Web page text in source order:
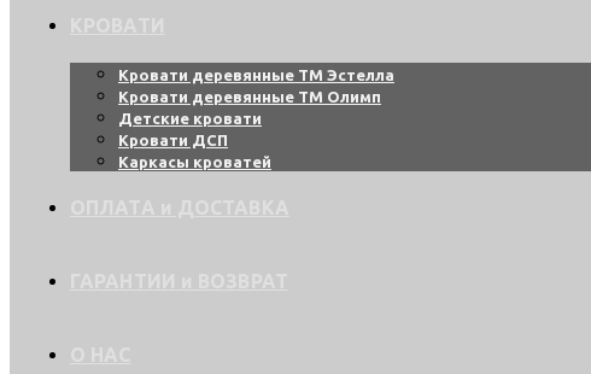
Кровати деревянные ТМ Эстелла
Кровати деревянные ТМ Олимп
Детские кровати
Кровати ДСП
Каркасы кроватей